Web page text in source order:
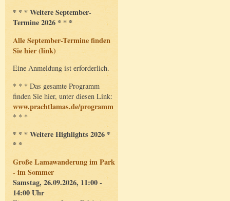
* * * Weitere September-
Termine 2026 * * *
Alle September-Termine finden
Sie hier (link)
Eine Anmeldung ist erforderlich.
* * * Das gesamte Programm
finden Sie hier, unter diesen Link:
www.prachtlamas.de/programm
* * *
* * * Weitere Highlights 2026 *
* *
Große Lamawanderung im Park
- im Sommer
Samstag, 26.09.2026, 11:00 -
14:00 Uhr